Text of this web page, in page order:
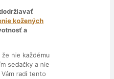
kožených
a
nie každému
sedačky a nie
radi tento